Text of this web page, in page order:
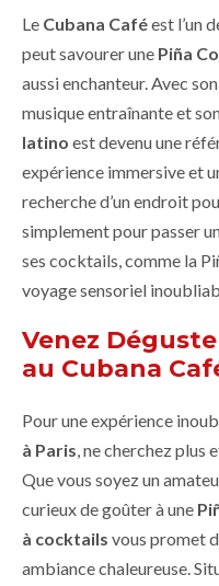
Le Cubana Caféest l’un
peut savourer une Piña
aussi enchanteur. Avec
musique entraînante et
latino est devenu une
expérience immersive et
recherche d’un endroit
simplement pour passer
ses cocktails, comme la
voyage sensoriel
Venez
au Cubana
Pour une expérience
à Paris, ne cherchez plus
Que vous soyez un
curieux de goûter à une
à cocktails vous promet
ambiance chaleureuse.